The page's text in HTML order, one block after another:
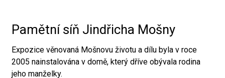
Pamětní síň Jindřicha Mošny
Expozice věnovaná Mošnovu životu a dílu byla v roce
2005 nainstalována v domě, který dříve obývala rodina
jeho manželky.